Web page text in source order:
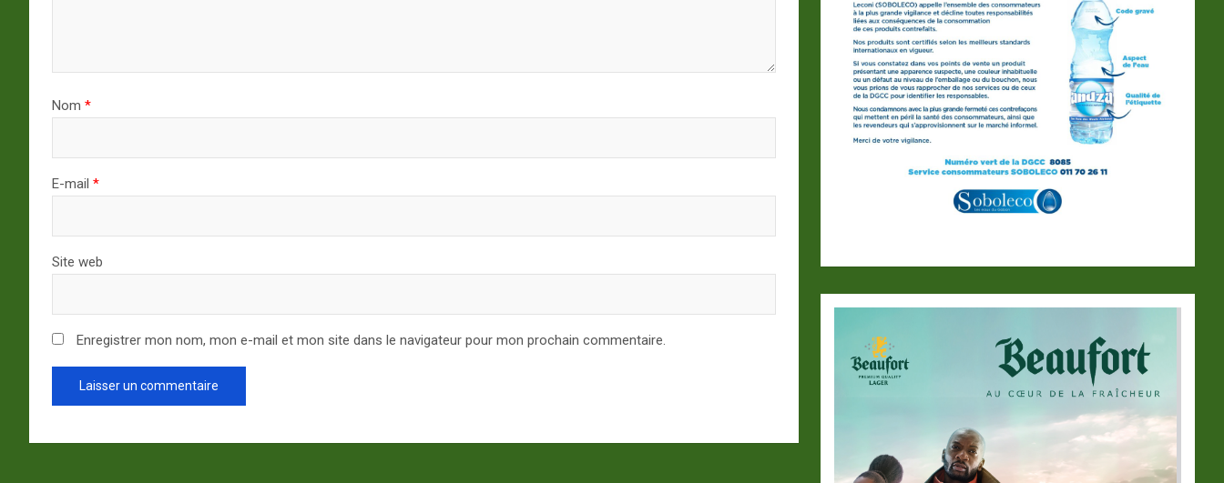
Nom *
E-mail *
Site web
Enregistrer mon nom, mon e-mail et mon site dans le navigateur pour mon prochain commentaire.